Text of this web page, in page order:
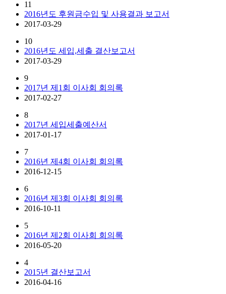
11
2016년도 후원금수입 및 사용결과 보고서
2017-03-29
10
2016년도 세입,세출 결산보고서
2017-03-29
9
2017년 제1회 이사회 회의록
2017-02-27
8
2017년 세입세출예산서
2017-01-17
7
2016년 제4회 이사회 회의록
2016-12-15
6
2016년 제3회 이사회 회의록
2016-10-11
5
2016년 제2회 이사회 회의록
2016-05-20
4
2015년 결산보고서
2016-04-16